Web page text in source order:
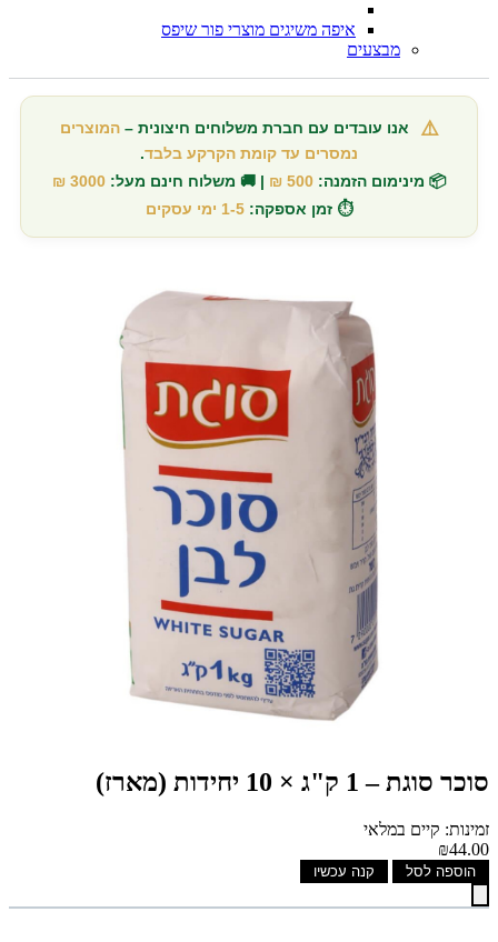
איפה משיגים מוצרי פור שיפס
מבצעים
⚠️ אנו עובדים עם חברת משלוחים חיצונית –המוצרים
נמסרים עד קומת הקרקע בלבד.
📦 מינימום הזמנה: 500 ₪ | 🚚 משלוח חינם מעל: 3000 ₪
⏱️ זמן אספקה: 1-5 ימי עסקים
סוכר סוגת – 1 ק"ג × 10 יחידות (מארז)
זמינות: קיים במלאי
₪44.00
הוספה לסל קנה עכשיו